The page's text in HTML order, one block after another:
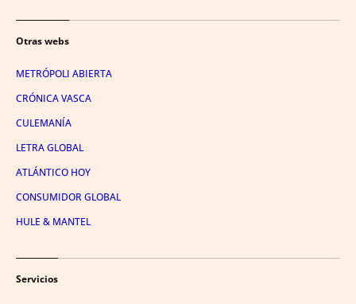
Otras webs
METRÓPOLI ABIERTA
CRÓNICA VASCA
CULEMANÍA
LETRA GLOBAL
ATLÁNTICO HOY
CONSUMIDOR GLOBAL
HULE & MANTEL
Servicios